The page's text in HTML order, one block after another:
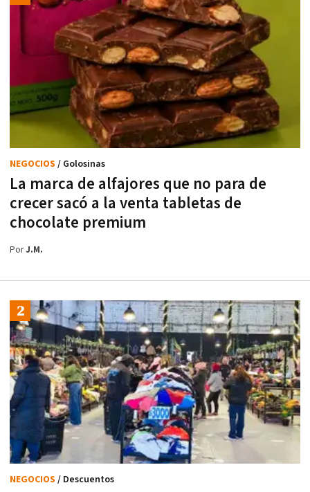
La marca de alfajores que no para de
crecer sacó a la venta tabletas de
chocolate premium
NEGOCIOS / Golosinas
PorJ.M.
NEGOCIOS / Descuentos